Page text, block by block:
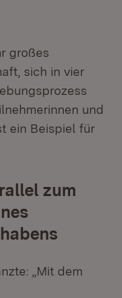
großes
sich in vier
und
ein Beispiel für
zum
„Mit dem